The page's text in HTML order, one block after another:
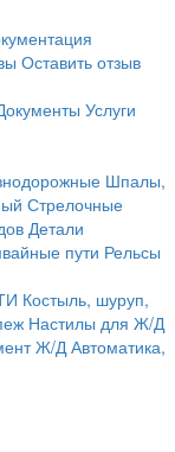
Оставить отзыв
Услуги
Шпалы,
Стрелочные
Детали
пути Рельсы
Костыль, шуруп,
Настилы для Ж/Д
Ж/Д Автоматика,